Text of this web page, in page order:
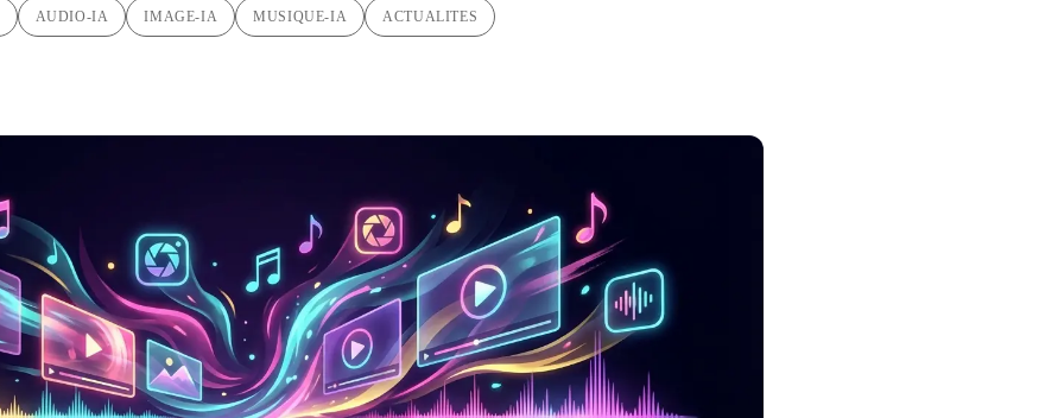
AUDIO-IA IMAGE-IA MUSIQUE-IA ACTUALITES